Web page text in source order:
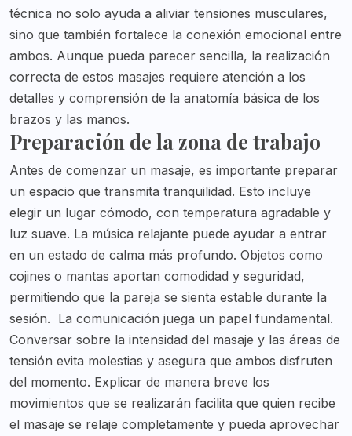
técnica no solo ayuda a aliviar tensiones musculares,
sino que también fortalece la conexión emocional entre
ambos. Aunque pueda parecer sencilla, la realización
correcta de estos masajes requiere atención a los
detalles y comprensión de la anatomía básica de los
brazos y las manos.
Preparación de la zona de trabajo
Antes de comenzar un masaje, es importante preparar
un espacio que transmita tranquilidad. Esto incluye
elegir un lugar cómodo, con temperatura agradable y
luz suave. La música relajante puede ayudar a entrar
en un estado de calma más profundo. Objetos como
cojines o mantas aportan comodidad y seguridad,
permitiendo que la pareja se sienta estable durante la
sesión. La comunicación juega un papel fundamental.
Conversar sobre la intensidad del masaje y las áreas de
tensión evita molestias y asegura que ambos disfruten
del momento. Explicar de manera breve los
movimientos que se realizarán facilita que quien recibe
el masaje se relaje completamente y pueda aprovechar